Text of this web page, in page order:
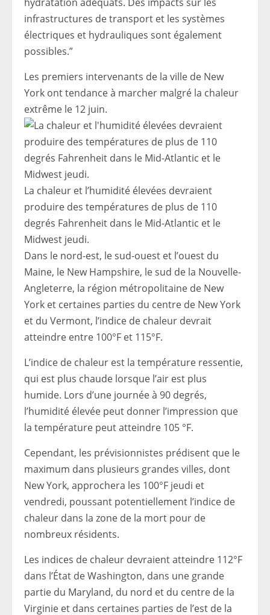
infrastructures de transport et les systèmes
électriques et hydrauliques sont également
possibles.”
Les premiers intervenants de la ville de New
York ont ​​tendance à marcher malgré la chaleur
extrême le 12 juin.
La chaleur et l’humidité élevées devraient
produire des températures de plus de 110
degrés Fahrenheit dans le Mid-Atlantic et le
Midwest jeudi.
Dans le nord-est, le sud-ouest et l’ouest du
Maine, le New Hampshire, le sud de la Nouvelle-
Angleterre, la région métropolitaine de New
York et certaines parties du centre de New York
et du Vermont, l’indice de chaleur devrait
atteindre entre 100°F et 115°F.
L’indice de chaleur est la température ressentie,
qui est plus chaude lorsque l’air est plus
humide. Lors d’une journée à 90 degrés,
l’humidité élevée peut donner l’impression que
la température peut atteindre 105 °F.
Cependant, les prévisionnistes prédisent que le
maximum dans plusieurs grandes villes, dont
New York, approchera les 100°F jeudi et
vendredi, poussant potentiellement l’indice de
chaleur dans la zone de la mort pour de
nombreux résidents.
Les indices de chaleur devraient atteindre 112°F
dans l’État de Washington, dans une grande
partie du Maryland, du nord et du centre de la
Virginie et dans certaines parties de l’est de la